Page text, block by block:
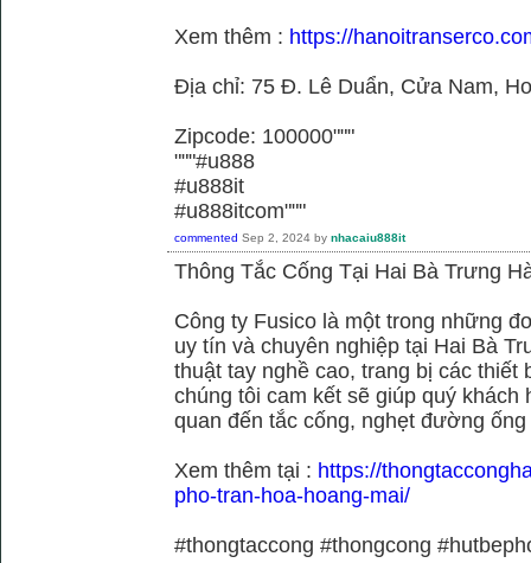
Xem thêm : https://
Địa chỉ: 75 Đ. Lê Duẩn, Cửa Nam,
Zipcode: 100000"""
"""#u888
#u888it
#u888itcom"""
commented Sep 2, 2024 by nhacaiu888it
Thông Tắc Cống Tại Hai Bà Trưng
Công ty Fusico là một trong những
uy tín và chuyên nghiệp tại Hai Bà
thuật tay nghề cao, trang bị các thiết
chúng tôi cam kết sẽ giúp quý
quan đến tắc cống, nghẹt đường
Xem thêm tại : https://
pho-tran-hoa-hoang-mai/
#thongtaccong #thongcong